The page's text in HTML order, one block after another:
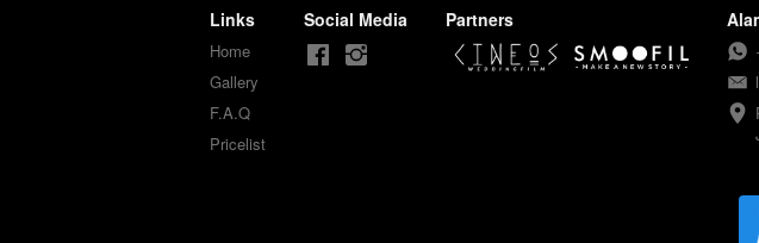
Links
Home
Gallery
F.A.Q
Pricelist
Social Media Partners